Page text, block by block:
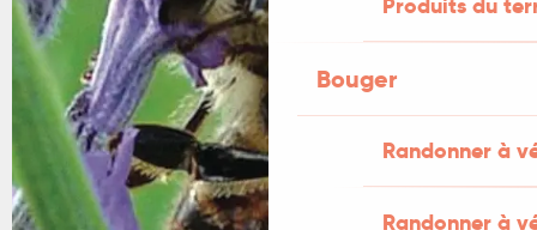
Bouger
Randonner à
Randonner à